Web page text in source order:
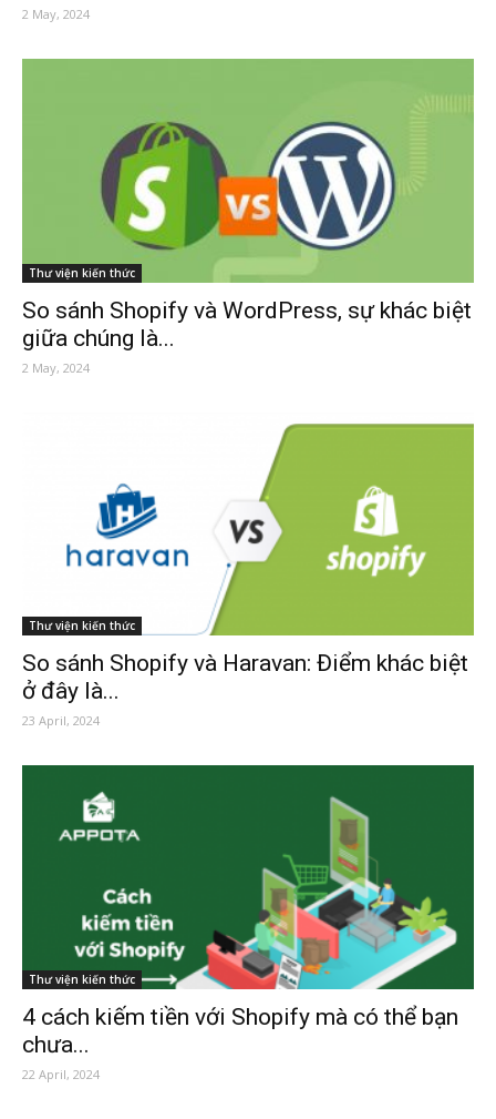
2 May, 2024
Thư viện kiến thức
So sánh Shopify và WordPress, sự khác biệt
giữa chúng là...
2 May, 2024
Thư viện kiến thức
So sánh Shopify và Haravan: Điểm khác biệt
ở đây là...
23 April, 2024
Thư viện kiến thức
4 cách kiếm tiền với Shopify mà có thể bạn
chưa...
22 April, 2024